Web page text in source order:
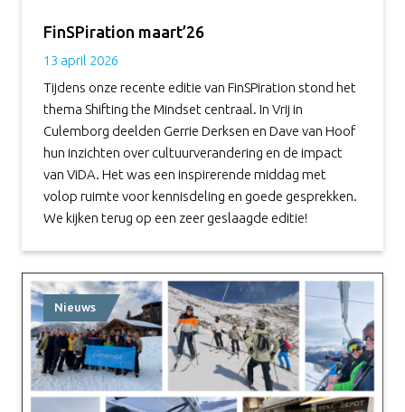
FinSPiration maart’26
13 april 2026
Tijdens onze recente editie van FinSPiration stond het
thema Shifting the Mindset centraal. In Vrij in
Culemborg deelden Gerrie Derksen en Dave van Hoof
hun inzichten over cultuurverandering en de impact
van ViDA. Het was een inspirerende middag met
volop ruimte voor kennisdeling en goede gesprekken.
We kijken terug op een zeer geslaagde editie!
Nieuws